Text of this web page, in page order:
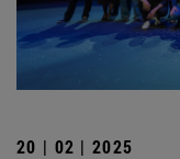
20 | 02 | 2025